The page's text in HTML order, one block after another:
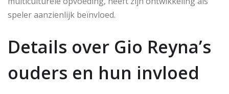
speler aanzienlijk beïnvloed.
Details over Gio Reyna’s
ouders en hun invloed